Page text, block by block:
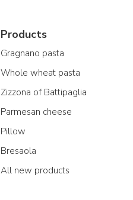
Products
Gragnano pasta
Whole wheat pasta
Zizzona of Battipaglia
Parmesan cheese
Pillow
Bresaola
All new products